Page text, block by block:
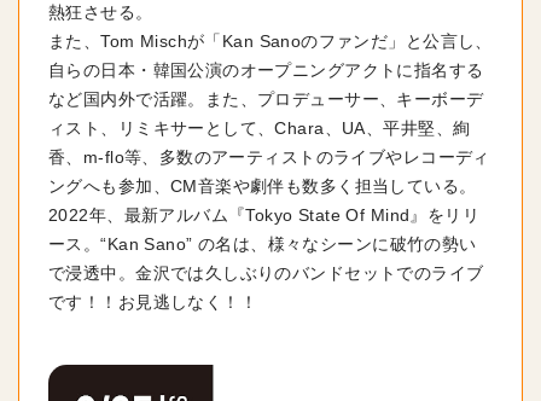
熱狂させる。
また、Tom Mischが「Kan Sanoのファンだ」と公言し、
自らの日本・韓国公演のオープニングアクトに指名する
など国内外で活躍。また、プロデューサー、キーボーデ
ィスト、リミキサーとして、Chara、UA、平井堅、絢
香、m-flo等、多数のアーティストのライブやレコーディ
ングへも参加、CM音楽や劇伴も数多く担当している。
2022年、最新アルバム『Tokyo State Of Mind』をリリ
ース。“Kan Sano” の名は、様々なシーンに破竹の勢い
で浸透中。金沢では久しぶりのバンドセットでのライブ
です！！お見逃しなく！！